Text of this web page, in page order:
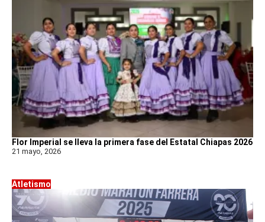
Flor Imperial se lleva la primera fase del Estatal Chiapas 2026
21 mayo, 2026
Atletismo